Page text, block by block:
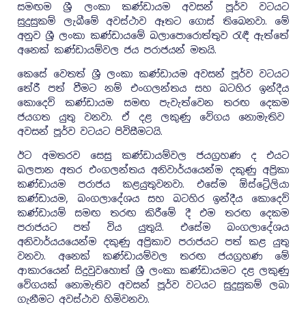
සමඟම ශ්‍රී ලංකා කණ්ඩායම අවසන් පූර්ව වටයට
සුදුසුකම් ලැබීමේ අවස්ථාව ඈතට ගොස් තිබෙනවා. මේ
අනුව ශ්‍රී ලංකා කණ්ඩායමේ බලාපොරොත්තුව ‍රැඳී ඇත්තේ
අනෙක් කණ්ඩායම්වල ජය පරාජයන් මතයි.
කෙසේ වෙතත් ශ්‍රී ලංකා කණ්ඩායම අවසන් පූර්ව වටයට
තේරී පත් වීමට නම් එංගලන්තය සහ බටහිර ඉන්දීය
කොදෙව් කණ්ඩායම සමඟ පැවැත්වෙන තරඟ දෙකම
ජයගත යුතු වනවා. ඒ දළ ලකුණු වේගය නොමැතිව
අවසන් පූර්ව වටයට පිවිසීමටයි.
ඊට අමතරව සෙසු කණ්ඩායම්වල ජයග්‍රහණ ද එයට
බලපාන අතර එංගලන්තය අනිවාර්යයෙන්ම දකුණු අප්‍රිකා
කණ්ඩායම පරාජය කළයුතුවනවා. එසේම ඕස්ට්‍රේලියා
කණ්ඩායම, බංගලාදේශය සහ බටහිර ඉන්දීය කොදෙව්
කණ්ඩායම් සමඟ තරඟ කිරීමේ දී එම තරඟ දෙකම
පරාජයට පත් විය යුතුයි. එසේම බංගලාදේශය
අනිවාර්යයයෙන්ම දකුණු අප්‍රිකාව පරාජයට පත් කළ යුතු
වනවා. අනෙක් කණ්ඩායම්වල තරඟ ජයග්‍රහණ මේ
ආකාරයෙන් සිදුවුවහොත් ශ්‍රී ලංකා කණ්ඩායමට දළ ලකුණු
වේගයක් නොමැතිව අවසන් පූර්ව වටයට සුදුසුකම් ලබා
ගැනීමට අවස්ථාව හිමිවනවා.